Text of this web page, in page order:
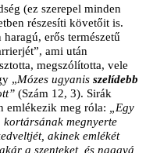
(ez szerepel minden
részesíti követőit is.
erős természetű
ami után
megszólította, vele
„Mózes ugyanis szelídebb
(Szám 12, 3). Sirák
emlékezik meg róla:
„Egy
megnyerte
akinek emlékét
a szenteket, és naggyá